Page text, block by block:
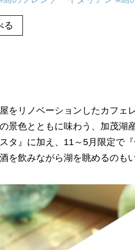
る
をリノベーションしたカフェ
景色とともに味わう、加茂湖
タ』に加え、11～5月限定で
を飲みながら湖を眺めるのもい